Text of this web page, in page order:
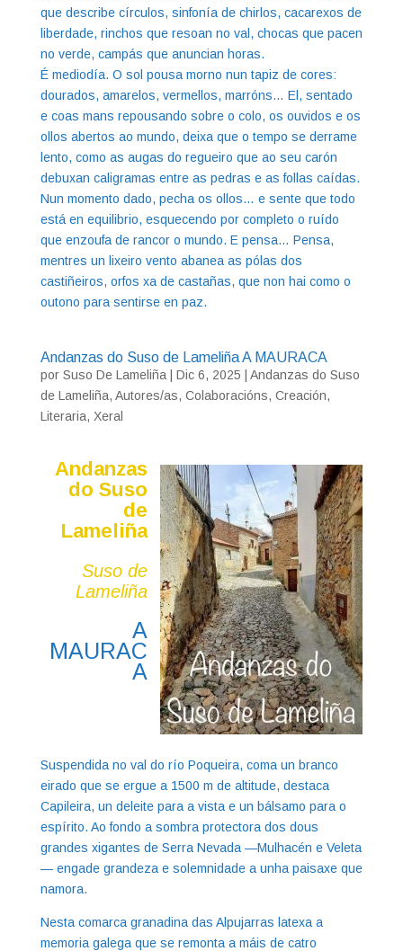
que describe círculos, sinfonía de chirlos, cacarexos de
liberdade, rinchos que resoan no val, chocas que pacen
no verde, campás que anuncian horas.
É mediodía. O sol pousa morno nun tapiz de cores:
dourados, amarelos, vermellos, marróns… El, sentado
e coas mans repousando sobre o colo, os ouvidos e os
ollos abertos ao mundo, deixa que o tempo se derrame
lento, como as augas do regueiro que ao seu carón
debuxan caligramas entre as pedras e as follas caídas.
Nun momento dado, pecha os ollos… e sente que todo
está en equilibrio, esquecendo por completo o ruído
que enzoufa de rancor o mundo. E pensa… Pensa,
mentres un lixeiro vento abanea as pólas dos
castiñeiros, orfos xa de castañas, que non hai como o
outono para sentirse en paz.
Andanzas do Suso de Lameliña A MAURACA
por Suso De Lameliña| Dic 6, 2025
Andanzas do Suso
de Lameliña, Autores/as, Colaboracións, Creación,
Literaria, Xeral
Andanzas
do Suso
de
Lameliña
Suso de
Lameliña
A
MAURAC
A
Suspendida no val do río Poqueira, coma un branco
eirado que se ergue a 1500 m de altitude, destaca
Capileira, un deleite para a vista e un bálsamo para o
espírito. Ao fondo a sombra protectora dos dous
grandes xigantes de Serra Nevada —Mulhacén e Veleta
— engade grandeza e solemnidade a unha paisaxe que
namora.
Nesta comarca granadina das Alpujarras latexa a
memoria galega que se remonta a máis de catro